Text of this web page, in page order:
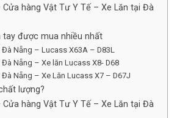
Cửa hàng Vật Tư Y Tế – Xe Lăn tại Đà
tay được mua nhiều nhất
Đà Nẵng – Lucass X63A – D83L
Đà Nẵng – Xe lăn Lucass X8- D68
Đà Nẵng – Xe Lăn Lucass X7 – D67J
lượng?
Cửa hàng Vật Tư Y Tế – Xe Lăn tại Đà